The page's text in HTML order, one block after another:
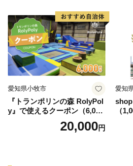
愛知県小牧市
『トランポリンの森 RolyPol
y』で使えるクーポン（6,000
20,000円
愛知
（